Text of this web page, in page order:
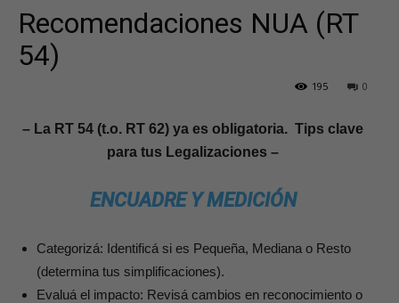
Recomendaciones NUA (RT
54)
0
195
– La RT 54 (t.o. RT 62) ya es obligatoria. Tips clave
para tus Legalizaciones –
ENCUADRE Y MEDICIÓN
Categorizá: Identificá si es Pequeña, Mediana o Resto
(determina tus simplificaciones).
Evaluá el impacto: Revisá cambios en reconocimiento o